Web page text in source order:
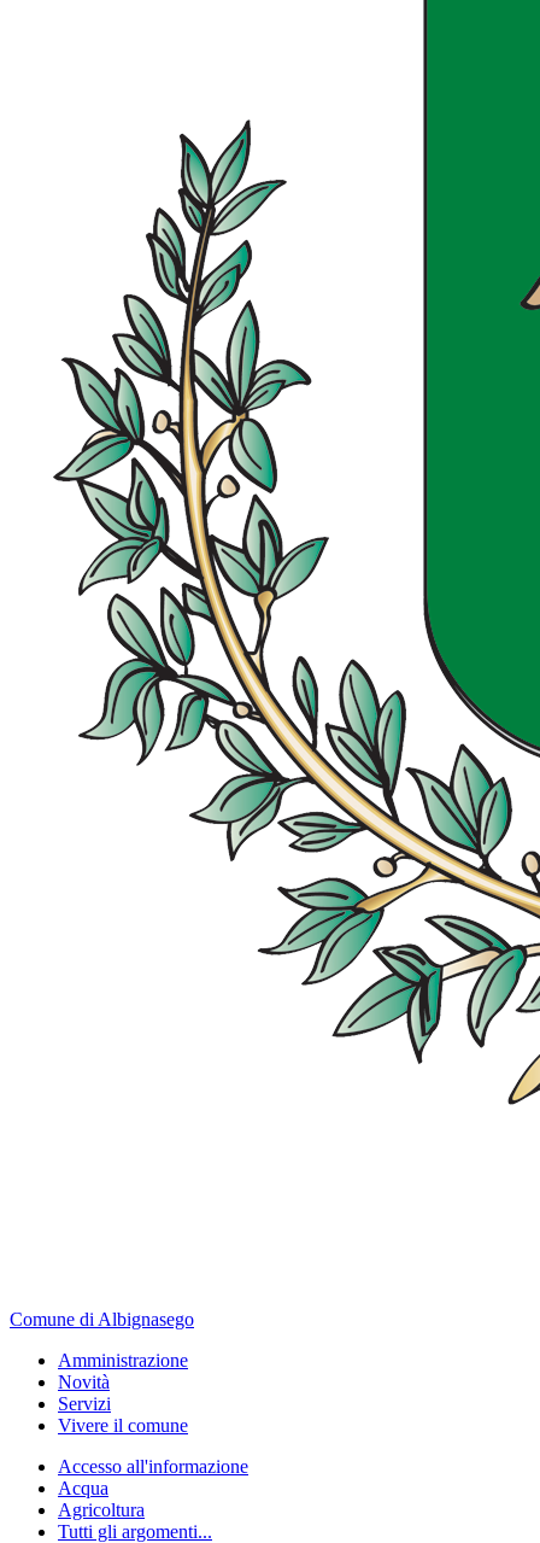
Comune di Albignasego
Amministrazione
Novità
Servizi
Vivere il comune
Accesso all'informazione
Acqua
Agricoltura
Tutti gli argomenti...